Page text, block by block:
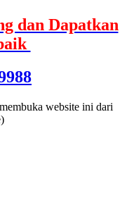
dan Dapatkan
website ini dari